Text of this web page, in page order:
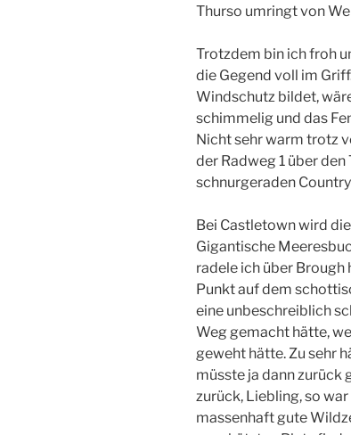
Thurso umringt von
Trotzdem bin ich froh
die Gegend voll im
Windschutz bildet,
schimmelig und das
Nicht sehr warm trotz
der Radweg 1 über
schnurgeraden
Bei Castletown wird
Gigantische
radele ich über Brough
Punkt auf dem
eine unbeschreiblich
Weg gemacht hätte,
geweht hätte. Zu sehr
müsste ja dann zurück
zurück, Liebling, so
massenhaft gute